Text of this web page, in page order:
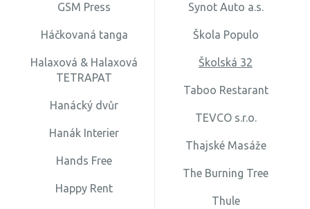
GSM Press
Háčkovaná tanga
Halaxová & Halaxová
TETRAPAT
Hanácký dvůr
Hanák Interier
Hands Free
Happy Rent
Synot Auto a.s.
Škola Populo
Školská 32
Taboo Restarant
TEVCO s.r.o.
Thajské Masáže
The Burning Tree
Thule